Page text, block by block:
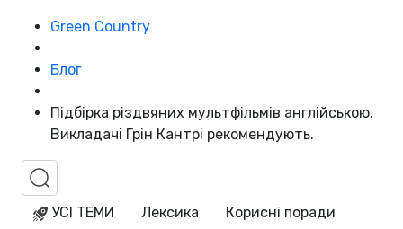
Green Country
Блог
Підбірка різдвяних мультфільмів англійською.
Викладачі Грін Кантрі рекомендують.
УСІ ТЕМИ Лексика
Корисні поради